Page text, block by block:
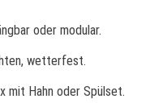
oder modular.
wetterfest.
mit Hahn oder Spülset.